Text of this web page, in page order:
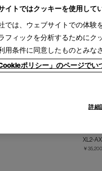
ンテック) - Xtal クリス
ンプ
XL2-AX
￥35,200
イトではクッキーを使用して
では、ウェブサイトでの体験
フィックを分析するためにク
用条件に同意したものとみな
Cookieポリシー」のページで
詳細